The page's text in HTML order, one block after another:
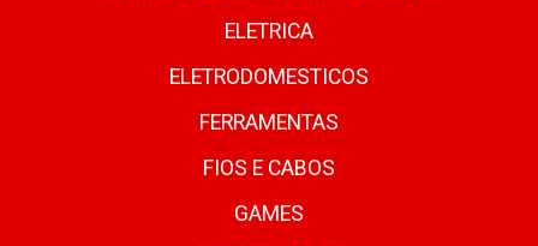
ELETRICA
ELETRODOMESTICOS
FERRAMENTAS
FIOS E CABOS
GAMES